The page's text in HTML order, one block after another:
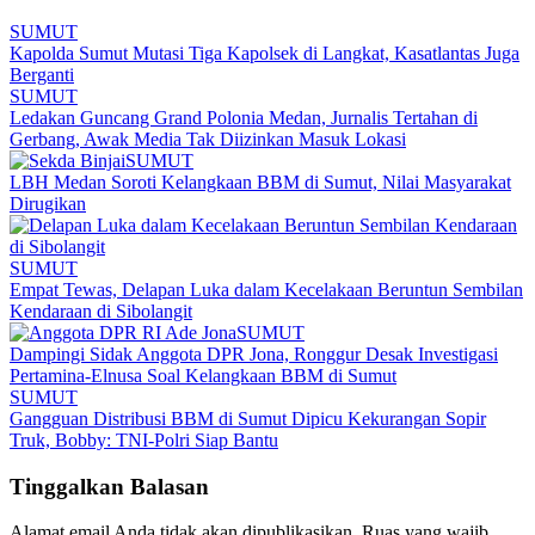
SUMUT
Kapolda Sumut Mutasi Tiga Kapolsek di Langkat, Kasatlantas Juga
Berganti
SUMUT
Ledakan Guncang Grand Polonia Medan, Jurnalis Tertahan di
Gerbang, Awak Media Tak Diizinkan Masuk Lokasi
SUMUT
LBH Medan Soroti Kelangkaan BBM di Sumut, Nilai Masyarakat
Dirugikan
SUMUT
Empat Tewas, Delapan Luka dalam Kecelakaan Beruntun Sembilan
Kendaraan di Sibolangit
SUMUT
Dampingi Sidak Anggota DPR Jona, Ronggur Desak Investigasi
Pertamina-Elnusa Soal Kelangkaan BBM di Sumut
SUMUT
Gangguan Distribusi BBM di Sumut Dipicu Kekurangan Sopir
Truk, Bobby: TNI-Polri Siap Bantu
Tinggalkan Balasan